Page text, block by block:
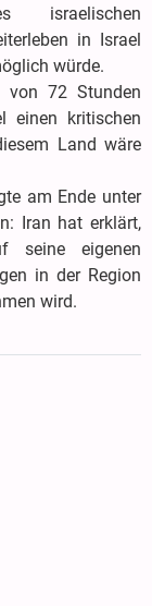
israelischen
in Israel
würde.
von 72 Stunden
einen kritischen
Land wäre
am Ende unter
Iran hat erklärt,
eigenen
in der Region
wird.